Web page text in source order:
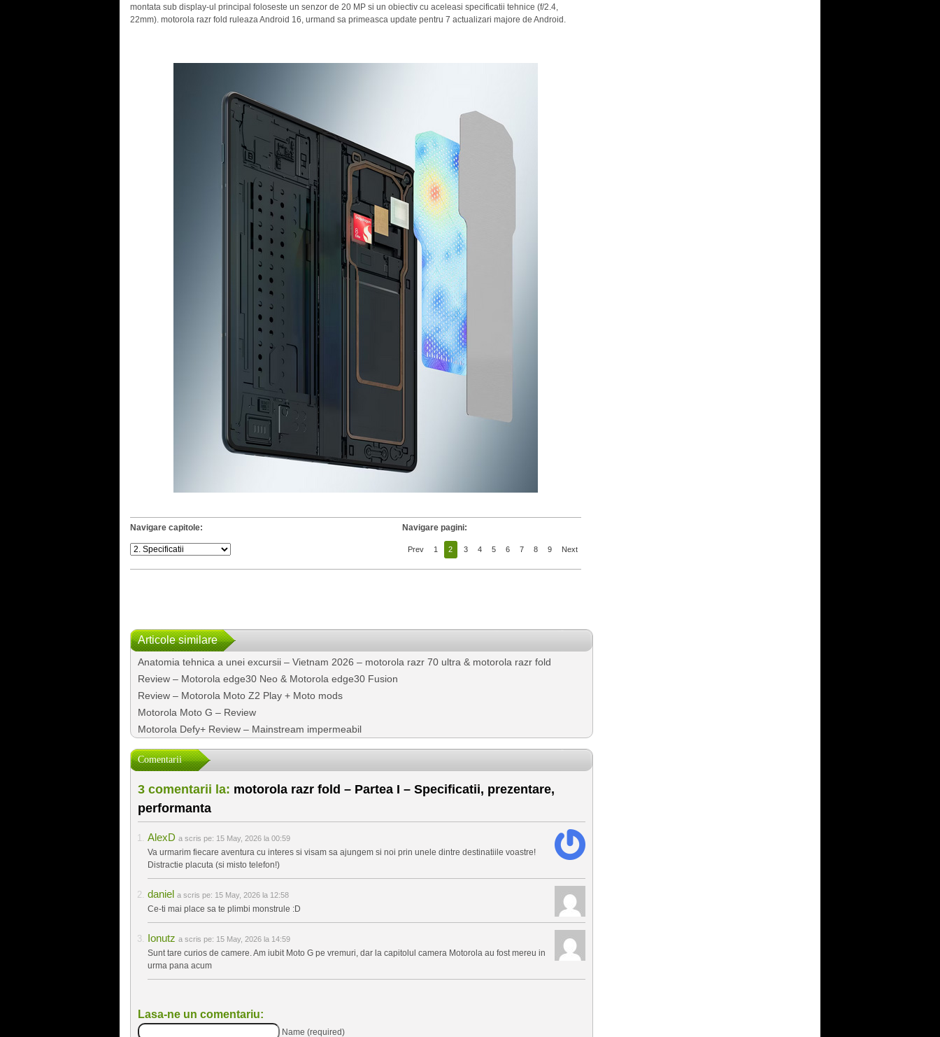
montata sub display-ul principal foloseste un senzor de 20 MP si un obiectiv cu aceleasi specificatii tehnice (f/2.4,
22mm). motorola razr fold ruleaza Android 16, urmand sa primeasca update pentru 7 actualizari majore de Android.
Navigare capitole: Navigare pagini:
Prev 1 2 3 4 5 6 7 8 9 Next
Articole similare
Anatomia tehnica a unei excursii – Vietnam 2026 – motorola razr 70 ultra & motorola razr fold
Review – Motorola edge30 Neo & Motorola edge30 Fusion
Review – Motorola Moto Z2 Play + Moto mods
Motorola Moto G – Review
Motorola Defy+ Review – Mainstream impermeabil
Comentarii
3 comentarii la: motorola razr fold – Partea I – Specificatii, prezentare,
performanta
AlexD a scris pe: 15 May, 2026 la 00:59
Va urmarim fiecare aventura cu interes si visam sa ajungem si noi prin unele dintre destinatiile voastre!
Distractie placuta (si misto telefon!)
daniel a scris pe: 15 May, 2026 la 12:58
Ce-ti mai place sa te plimbi monstrule :D
Ionutz a scris pe: 15 May, 2026 la 14:59
Sunt tare curios de camere. Am iubit Moto G pe vremuri, dar la capitolul camera Motorola au fost mereu in
urma pana acum
Lasa-ne un comentariu:
Name (required)